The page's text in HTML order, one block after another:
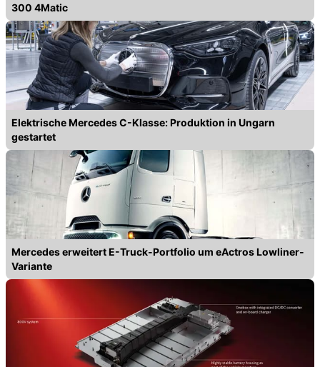
300 4Matic
Elektrische Mercedes C-Klasse: Produktion in Ungarn
gestartet
Mercedes erweitert E-Truck-Portfolio um eActros Lowliner-
Variante